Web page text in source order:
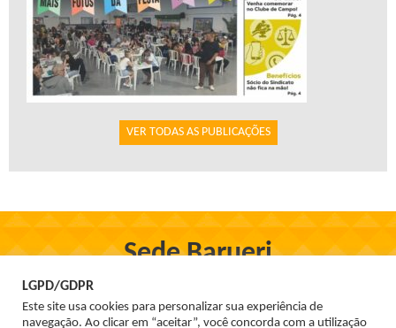
VER TODAS AS PUBLICAÇÕES
Sede Barueri
Rua Firmo de Oliveira, 97, Centro - Barueri
Tel. 3699-1555
LGPD/GDPR
Este site usa cookies para personalizar sua experiência de
navegação. Ao clicar em “aceitar”, você concorda com a utilização